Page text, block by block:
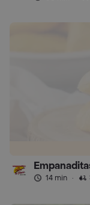
14 min ·